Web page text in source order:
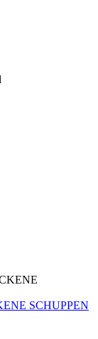
SCHUPPEN